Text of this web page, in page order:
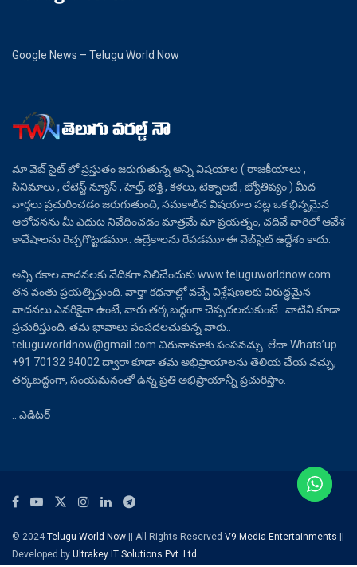
Google News – Telugu World Now
మా వెబ్ సైట్ లో ప్రస్తుతం జరుగుతున్న అన్ని విషయాల ( రాజకీయాలు ,
సినిమాలు , లేటెస్ట్ న్యూస్ , హెల్త్, భక్తి , కళలు, టెక్నాలజీ , జ్యోతిష్యం ) మీద
వార్తలు ప్రచురించడం జరుగుతుంది, సమకాలీన విషయాల పట్ల ఒక భిన్నమైన
ఆలోచనను మీ ఎదుట నివేదించడం మాత్రమే మా ప్రయత్నం, చదివే వారిలో ఆవేశ
కావేషాలను రెచ్చగొట్టడమూ.. ఉద్రేకాలను రేపడమూ ఈ వెబ్‌సైట్ ఉద్దేశం కాదు.
అన్ని రకాల వాదనలకు వేదికగా నిలిచేందుకు www.teluguworldnow.com
తన వంతు ప్రయత్నిస్తుంది. వార్తా కథనాల్లో వచ్చే విశ్లేషణలకు విరుద్ధమైన
వాదనలు ఎవరికైనా ఉంటే, వారు తర్కబద్ధంగా చెప్పదలచుకుంటే.. వాటిని కూడా
ప్రచురిస్తుంది. తమ భావాలు పంపదలచుకున్న వారు..
teluguworldnow@gmail.com చిరునామాకు పంపవచ్చు. లేదా Whats’up
+91 70132 94002 ద్వారా కూడా తమ అభిప్రాయాలను తెలియ చేయ వచ్చు,
తర్కబద్ధంగా, సంయమనంతో ఉన్న ప్రతి అభిప్రాయాన్నీ ప్రచురిస్తాం.
.. ఎడిటర్
© 2024Telugu World Now || All Rights Reserved V9 Media Entertainments
Developed by Ultrakey IT Solutions Pvt. Ltd.